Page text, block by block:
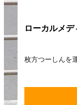
ローカルメ
枚方つーしんを